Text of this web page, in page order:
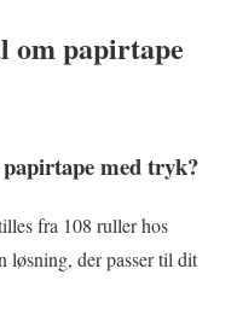
om papirtape
med tryk?
fra 108 ruller hos
løsning, der passer til dit